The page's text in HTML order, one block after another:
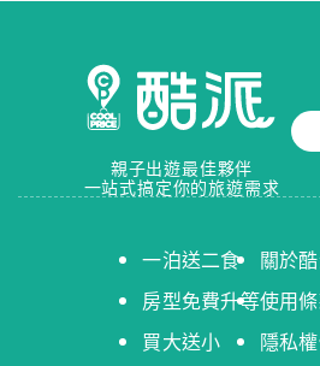
親子出遊最佳夥伴
一站式搞定你的旅遊需求
一泊送二食
房型免費升等
買大送小
關於
使用
隱私